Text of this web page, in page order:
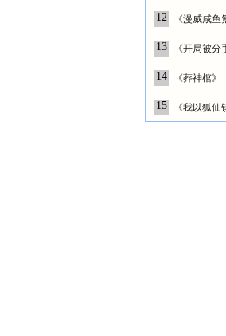
12 《漫威咸鱼
13 《开局被分
14 《葬神棺》
15 《我以狐仙